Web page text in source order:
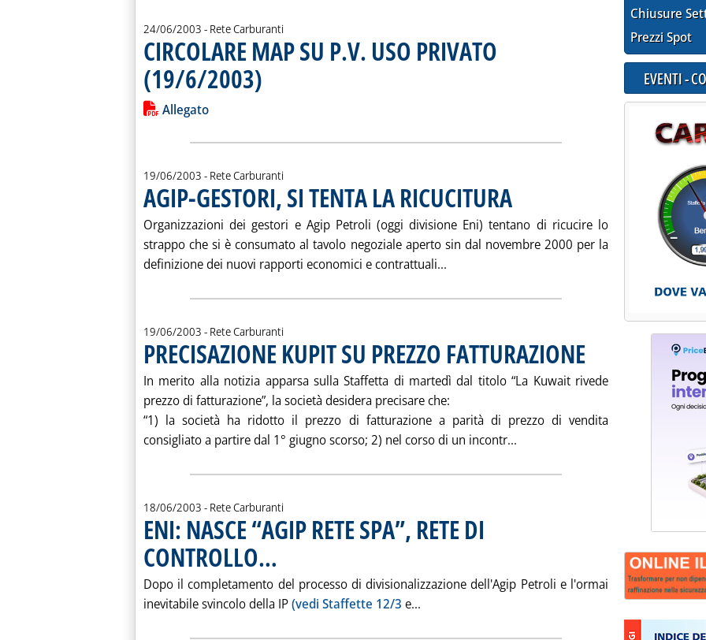
24/06/2003 - Rete Carburanti
CIRCOLARE MAP SU P.V. USO PRIVATO
(19/6/2003)
Leggi tutta la notizia: 'CIRCOLARE MAP SU P.V. USO PRIVATO (19/6/2003)'
Lista allegati PDF alla notizia
Allegato
19/06/2003 - Rete Carburanti
AGIP-GESTORI, SI TENTA LA RICUCITURA . Pubblicata giovedì 19 giugno 2003 alle 15.15.
Organizzazioni dei gestori e Agip Petroli (oggi divisione Eni) tentano di ricucire lo
strappo che si è consumato al tavolo negoziale aperto sin dal novembre 2000 per la
definizione dei nuovi rapporti economici e contrattuali... Leggi tutta la notizia: 'AGIP-GESTORI, SI
19/06/2003 - Rete Carburanti
PRECISAZIONE KUPIT SU PREZZO FATTURAZIONE . Pubblicata giovedì 19 giugno
In merito alla notizia apparsa sulla Staffetta di martedì dal titolo “La Kuwait rivede
prezzo di fatturazione”, la società desidera precisare che:
“1) la società ha ridotto il prezzo di fatturazione a parità di prezzo di vendita
consigliato a partire dal 1° giugno scorso; 2) nel corso di un incontr... Leggi tutta la notizia:
18/06/2003 - Rete Carburanti
ENI: NASCE “AGIP RETE SPA”, RETE DI
CONTROLLO…
Dopo il completamento del processo di divisionalizzazione dell'Agip Petroli e l'ormai
inevitabile svincolo della IP(vedi Staffette 12/3 e... Leggi tutta la notizia: 'ENI: NASCE “AGIP RETE
Chiusure
Prezzi Spot
EVENTI -